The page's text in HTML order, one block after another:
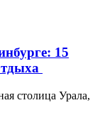
15
столица Урала,